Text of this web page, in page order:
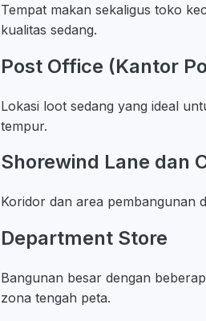
Tempat makan sekaligus toko
kualitas sedang.
Post Office (Kantor
Lokasi loot sedang yang ideal
tempur.
Shorewind Lane dan
Koridor dan area pembangunan
Department Store
Bangunan besar dengan
zona tengah peta.